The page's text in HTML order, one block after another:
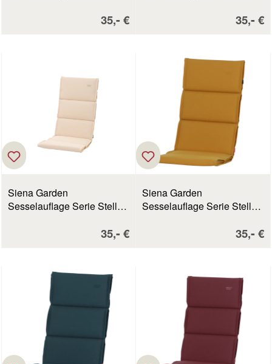
Verkaufspreis:
35,- € 35,- €
Siena Garden
Sesselauflage Serie Stella
Verkaufspreis:
35,- €
Siena Garden
Sesselauflage Serie Stella
35,- €